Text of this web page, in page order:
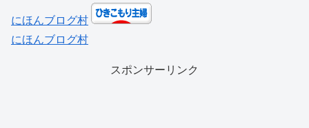
にほんブログ村
にほんブログ村
スポンサーリンク